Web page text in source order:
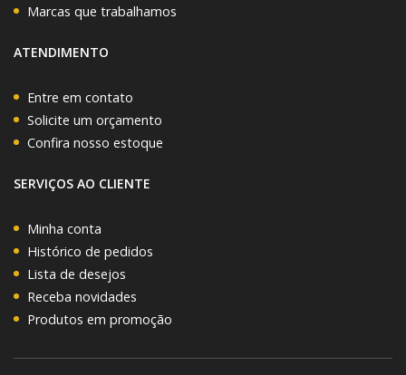
Marcas que trabalhamos
ATENDIMENTO
Entre em contato
Solicite um orçamento
Confira nosso estoque
SERVIÇOS AO CLIENTE
Minha conta
Histórico de pedidos
Lista de desejos
Receba novidades
Produtos em promoção